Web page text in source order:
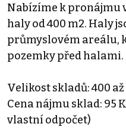
Nabízíme k pronájmu
haly od 400 m2. Haly
průmyslovém areálu,
pozemky před halami.
Velikost skladů: 400
Cena nájmu sklad: 95
vlastní odpočet)